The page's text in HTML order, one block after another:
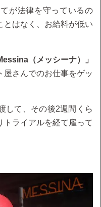
が法律を守っているの
はなく、お給料が低い
（メッシーナ）」
屋さんでのお仕事をゲッ
して、その後2週間くら
トライアルを経て雇って